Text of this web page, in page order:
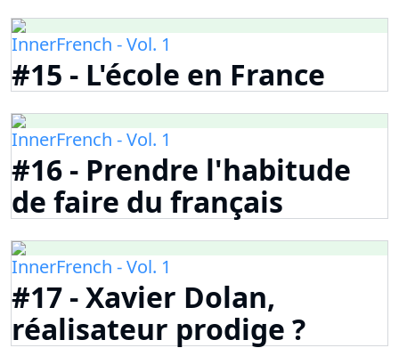
InnerFrench - Vol. 1
#15 - L'école en France
InnerFrench - Vol. 1
#16 - Prendre l'habitude
de faire du français
InnerFrench - Vol. 1
#17 - Xavier Dolan,
réalisateur prodige ?